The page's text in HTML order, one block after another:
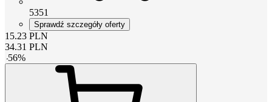
5351
Sprawdź szczegóły oferty
15.23 PLN
34.31 PLN
-56%